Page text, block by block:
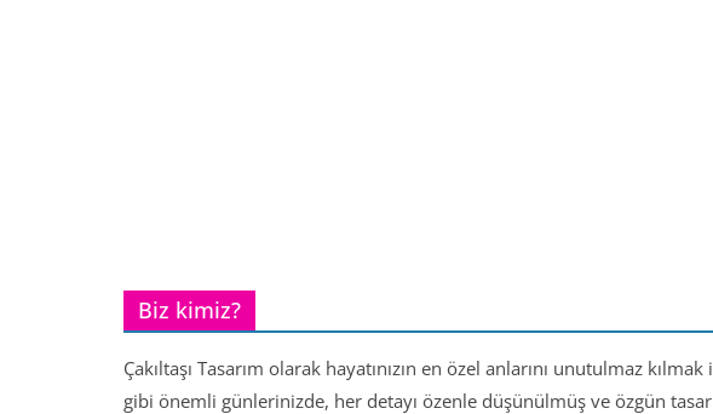
Biz kimiz?
Çakıltaşı Tasarım olarak hayatınızın en özel anlarını unutulmaz
gibi önemli günlerinizde, her detayı özenle düşünülmüş ve özgün